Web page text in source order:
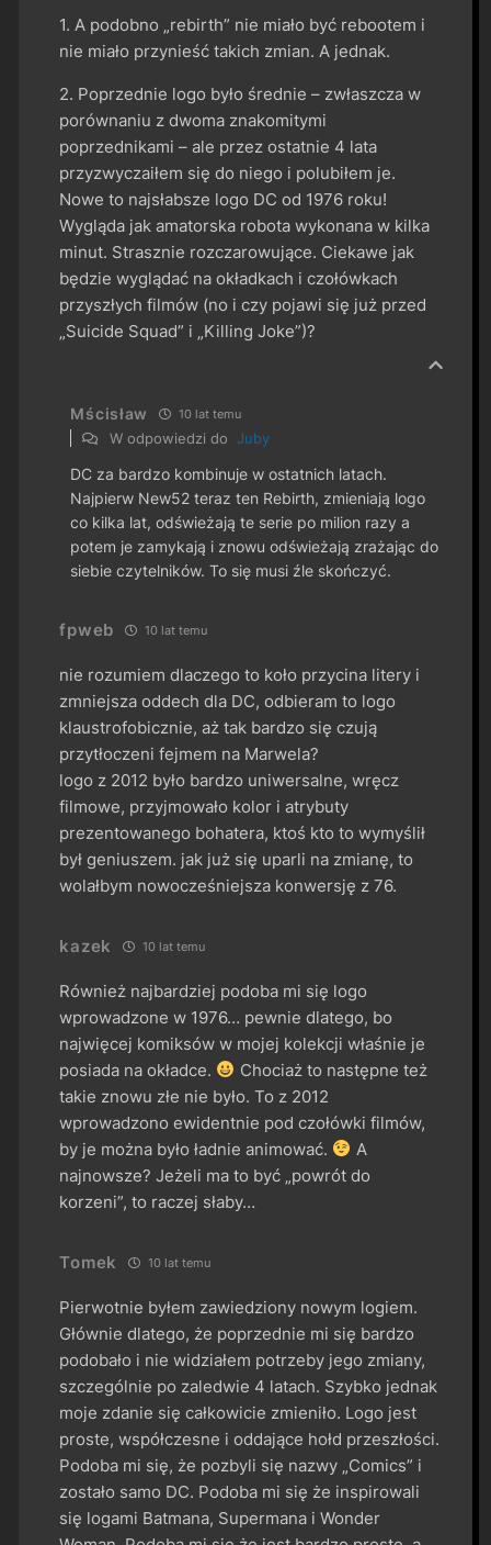
1. A podobno „rebirth” nie miało być rebootem i
nie miało przynieść takich zmian. A jednak.
2. Poprzednie logo było średnie – zwłaszcza w
porównaniu z dwoma znakomitymi
poprzednikami – ale przez ostatnie 4 lata
przyzwyczaiłem się do niego i polubiłem je.
Nowe to najsłabsze logo DC od 1976 roku!
Wygląda jak amatorska robota wykonana w kilka
minut. Strasznie rozczarowujące. Ciekawe jak
będzie wyglądać na okładkach i czołówkach
przyszłych filmów (no i czy pojawi się już przed
„Suicide Squad” i „Killing Joke”)?
Mścisław 10 lat temu
W odpowiedzi doJuby
DC za bardzo kombinuje w ostatnich latach.
Najpierw New52 teraz ten Rebirth, zmieniają logo
co kilka lat, odświeżają te serie po milion razy a
potem je zamykają i znowu odświeżają zrażając do
siebie czytelników. To się musi źle skończyć.
fpweb 10 lat temu
nie rozumiem dlaczego to koło przycina litery i
zmniejsza oddech dla DC, odbieram to logo
klaustrofobicznie, aż tak bardzo się czują
przytłoczeni fejmem na Marwela?
logo z 2012 było bardzo uniwersalne, wręcz
filmowe, przyjmowało kolor i atrybuty
prezentowanego bohatera, ktoś kto to wymyślił
był geniuszem. jak już się uparli na zmianę, to
wolałbym nowocześniejsza konwersję z 76.
kazek 10 lat temu
Również najbardziej podoba mi się logo
wprowadzone w 1976… pewnie dlatego, bo
najwięcej komiksów w mojej kolekcji właśnie je
posiada na okładce.
Chociaż to następne też
takie znowu złe nie było. To z 2012
wprowadzono ewidentnie pod czołówki filmów,
by je można było ładnie animować.
A
najnowsze? Jeżeli ma to być „powrót do
korzeni”, to raczej słaby…
Tomek 10 lat temu
Pierwotnie byłem zawiedziony nowym logiem.
Głównie dlatego, że poprzednie mi się bardzo
podobało i nie widziałem potrzeby jego zmiany,
szczególnie po zaledwie 4 latach. Szybko jednak
moje zdanie się całkowicie zmieniło. Logo jest
proste, współczesne i oddające hołd przeszłości.
Podoba mi się, że pozbyli się nazwy „Comics” i
zostało samo DC. Podoba mi się że inspirowali
się logami Batmana, Supermana i Wonder